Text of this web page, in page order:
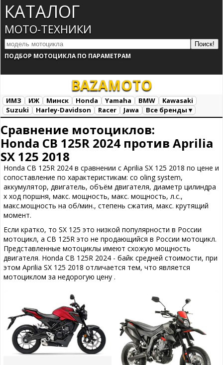
КАТАЛОГ
МОТО-ТЕХНИКИ
ПОДБОР МОТОЦИКЛА ПО ПАРАМЕТРАМ
BAZAMOTO
ИМЗ ИЖ Минск Honda Yamaha BMW
Kawasaki
Suzuki
Harley-Davidson Racer Jawa
Все бренды ▾
Сравнение мотоциклов:
Honda CB 125R 2024 против Aprilia
SX 125 2018
Honda CB 125R 2024 в сравнении с Aprilia SX 125 2018 по цене и
сопоставление по характеристикам: co oling system,
аккумулятор, двигатель, объём двигателя, диаметр цилиндра
х ход поршня, макс. мощность, макс. мощность, л.с.,
макс.мощность на об/мин., степень сжатия, макс. крутящий
момент.
Если кратко, то SX 125 это низкой популярности в России
мотоцикл, а CB 125R это не продающийся в России мотоцикл.
Представленные мотоциклы имеют схожую мощность
двигателя. Honda CB 125R 2024 - байк средней стоимости, при
этом Aprilia SX 125 2018 отличается тем, что является
мотоциклом за недорогую цену .